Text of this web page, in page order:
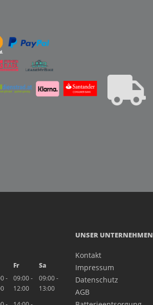
Fr
Sa
-
09:00 -
12:00
09:00 -
13:00
UNSER UNTERNEHMEN
Kontakt
Impressum
Datenschutz
AGB